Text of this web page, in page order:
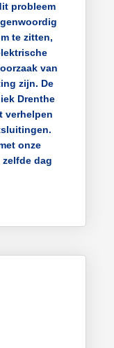
probleem
te zitten,
van
zijn. De
Drenthe
verhelpen
onze
dag